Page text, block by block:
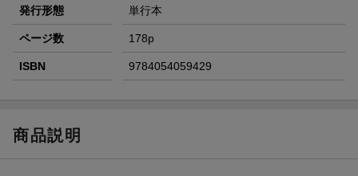
発行形態 単行本
ページ数 178p
ISBN 9784054059429
商品説明